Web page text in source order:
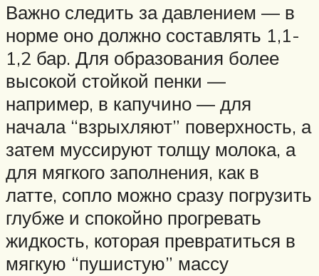
Важно следить за давлением — в
норме оно должно составлять 1,1-
1,2 бар. Для образования более
высокой стойкой пенки —
например, в капучино — для
начала “взрыхляют” поверхность, а
затем муссируют толщу молока, а
для мягкого заполнения, как в
латте, сопло можно сразу погрузить
глубже и спокойно прогревать
жидкость, которая превратиться в
мягкую “пушистую” массу